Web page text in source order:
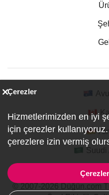
Çerezler
Hizmetlerimizden en iyi
için çerezler
çerezlere izin vermiş